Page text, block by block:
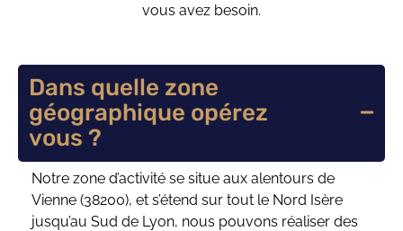
vous avez besoin.
Dans quelle zone
géographique opérez
vous ?
Notre zone d’activité se situe aux alentours de
Vienne (38200), et s’étend sur tout le Nord Isère
jusqu’au Sud de Lyon, nous pouvons réaliser des